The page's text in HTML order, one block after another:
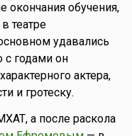
окончания обучения,
театре
удавались
с годами он
актера,
и гротеску.
а после раскола